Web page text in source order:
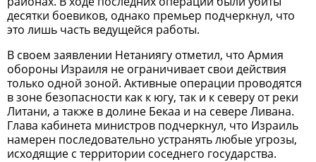
десятки боевиков, однако премьер подчеркнул, что
это лишь часть ведущейся работы.
В своем заявлении Нетаниягу отметил, что Армия
обороны Израиля не ограничивает свои действия
только одной зоной. Активные операции проводятся
в зоне безопасности как к югу, так и к северу от реки
Литани, а также в долине Бекаа и на севере Ливана.
Глава кабинета министров подчеркнул, что Израиль
намерен последовательно устранять любые угрозы,
исходящие с территории соседнего государства.